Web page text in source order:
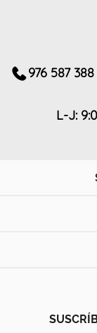
976 587 388
L-J: